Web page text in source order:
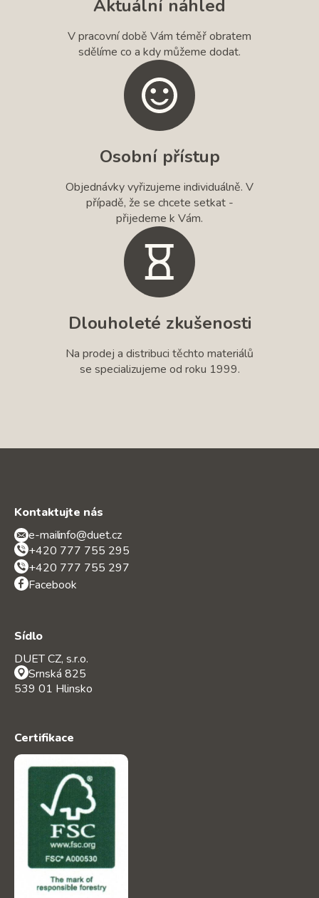
Aktuální náhled
V pracovní době Vám téměř obratem
sdělíme co a kdy můžeme dodat.
Osobní přístup
Objednávky vyřizujeme individuálně. V
případě, že se chcete setkat -
přijedeme k Vám.
Dlouholeté zkušenosti
Na prodej a distribuci těchto materiálů
se specializujeme od roku 1999.
Kontaktujte nás
e-mail:info@duet.cz
+420 777 755 295
+420 777 755 297
Facebook
Sídlo
DUET CZ, s.r.o.
Srnská 825
539 01 Hlinsko
Certifikace